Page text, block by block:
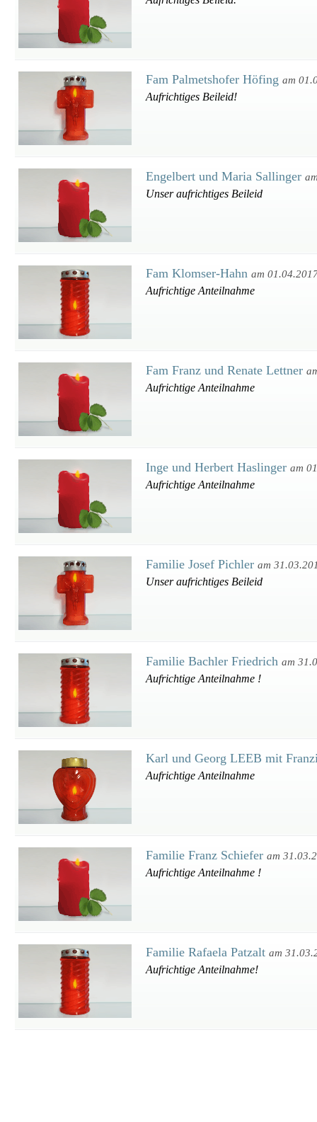
Fam Palmetshofer Höfing am
Aufrichtiges Beileid!
Engelbert und Maria Sallinger
Unser aufrichtiges Beileid
Fam Klomser-Hahn am
Aufrichtige Anteilnahme
Fam Franz und Renate Lettner
Aufrichtige Anteilnahme
Inge und Herbert Haslinger am
Aufrichtige Anteilnahme
Familie Josef Pichler am
Unser aufrichtiges Beileid
Familie Bachler Friedrich am
Aufrichtige Anteilnahme !
Karl und Georg LEEB mit
Aufrichtige Anteilnahme
Familie Franz Schiefer am
Aufrichtige Anteilnahme !
Familie Rafaela Patzalt am
Aufrichtige Anteilnahme!